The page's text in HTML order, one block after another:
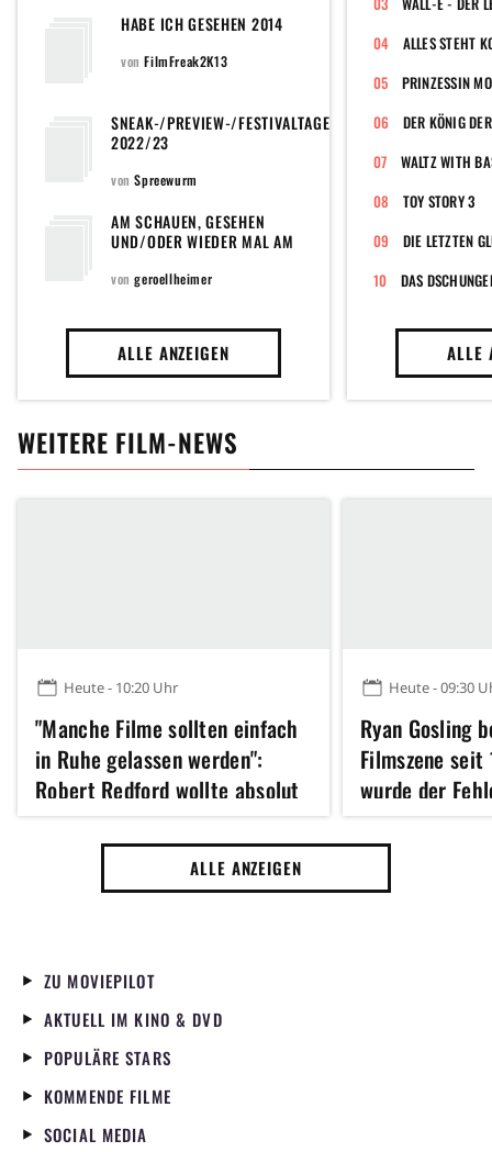
JAHRE (TOP 100 HIGHEST
YEAR IN THE 2020S)
HABE ICH GESEHEN 2014
vonFilmFreak2K13
SNEAK-/PREVIEW-/FESTIVALTAGEBUCH
2022/23
vonSpreewurm
AM SCHAUEN, GESEHEN
UND/ODER WIEDER MAL AM
vongeroellheimer
ALLE ANZEIGEN
ALLES STEHT
PRINZESSIN
DER KÖNIG
WALTZ WITH
TOY STORY 3
DIE LETZTEN
DAS
ALLE
WEITERE FILM-NEWS
Heute - 10:20 Uhr
"Manche Filme sollten einfach
in Ruhe gelassen werden":
Robert Redford wollte absolut
kein Remake dieses Klassikers
der 70er Jahre
Heute - 09:30
Ryan Gosling
Filmszene
wurde der
dem Poster
ALLE ANZEIGEN
ZU MOVIEPILOT
AKTUELL IM KINO & DVD
POPULÄRE STARS
KOMMENDE FILME
SOCIAL MEDIA